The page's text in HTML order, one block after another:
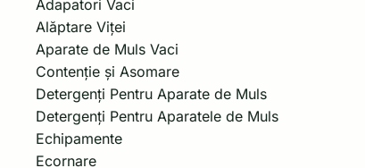
Adapatori Vaci
Alăptare Viței
Aparate de Muls Vaci
Contenție și Asomare
Detergenți Pentru Aparate de Muls
Detergenți Pentru Aparatele de Muls
Echipamente
Ecornare